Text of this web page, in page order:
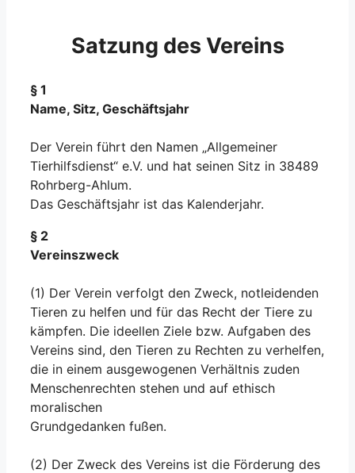
Satzung des Vereins
§ 1
Name, Sitz, Geschäftsjahr
Der Verein führt den Namen „Allgemeiner
Tierhilfsdienst“ e.V. und hat seinen Sitz in 38489
Rohrberg-Ahlum.
Das Geschäftsjahr ist das Kalenderjahr.
§ 2
Vereinszweck
(1) Der Verein verfolgt den Zweck, notleidenden
Tieren zu helfen und für das Recht der Tiere zu
kämpfen. Die ideellen Ziele bzw. Aufgaben des
Vereins sind, den Tieren zu Rechten zu verhelfen,
die in einem ausgewogenen Verhältnis zuden
Menschenrechten stehen und auf ethisch
moralischen
Grundgedanken fußen.
(2) Der Zweck des Vereins ist die Förderung des